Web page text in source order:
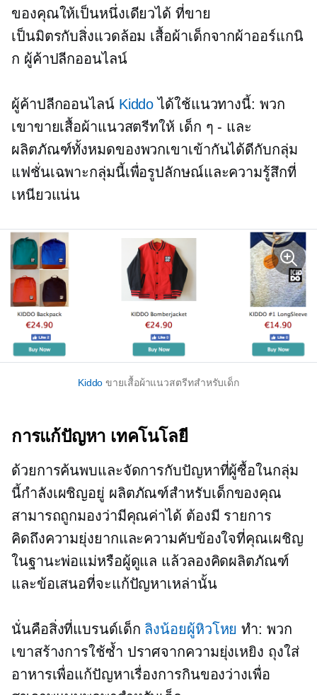
ของคุณให้เป็นหนึ่งเดียวได้ ที่ขาย
เป็นมิตรกับสิ่งแวดล้อม เสื้อผ้าเด็กจากผ้าออร์แกนิ
ก ผู้ค้าปลีกออนไลน์
ผู้ค้าปลีกออนไลน์ Kiddo ได้ใช้แนวทางนี้: พวก
เขาขายเสื้อผ้าแนวสตรีทให้ เด็ก ๆ - และ
ผลิตภัณฑ์ทั้งหมดของพวกเขาเข้ากันได้ดีกับกลุ่ม
แฟชั่นเฉพาะกลุ่มนี้เพื่อรูปลักษณ์และความรู้สึกที่
เหนียวแน่น
Kiddo ขายเสื้อผ้าแนวสตรีทสำหรับเด็ก
การแก้ปัญหา เทคโนโลยี
ด้วยการค้นพบและจัดการกับปัญหาที่ผู้ซื้อในกลุ่ม
นี้กำลังเผชิญอยู่ ผลิตภัณฑ์สำหรับเด็กของคุณ
สามารถถูกมองว่ามีคุณค่าได้ ต้องมี รายการ
คิดถึงความยุ่งยากและความคับข้องใจที่คุณเผชิญ
ในฐานะพ่อแม่หรือผู้ดูแล แล้วลองคิดผลิตภัณฑ์
และข้อเสนอที่จะแก้ปัญหาเหล่านั้น
นั่นคือสิ่งที่แบรนด์เด็ก ลิงน้อยผู้หิวโหย ทำ: พวก
เขาสร้างการใช้ซ้ำ ปราศจากความยุ่งเหยิง ถุงใส่
อาหารเพื่อแก้ปัญหาเรื่องการกินของว่างเพื่อ